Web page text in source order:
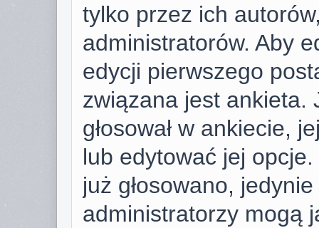
tylko przez ich
administratorów. Aby
edycji pierwszego
związana jest ankieta.
głosował w ankiecie,
lub edytować jej
już głosowano,
administratorzy mogą